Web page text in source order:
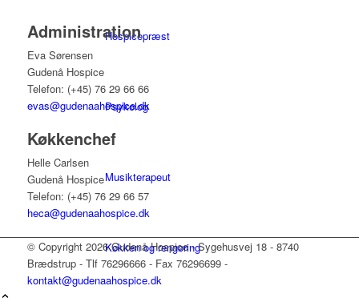
Hospicepræst
Psykolog
Musikterapeut
Køkken og rengøring
Administration
Eva Sørensen
Gudenå Hospice
Telefon: (+45) 76 29 66 66
evas@gudenaahospice.dk
Køkkenchef
Helle Carlsen
Gudenå Hospice
Telefon: (+45) 76 29 66 57
heca@gudenaahospice.dk
© Copyright 2026 Gudenå Hospice - Sygehusvej 18 - 8740
Brædstrup - Tlf 76296666 - Fax 76296699 -
kontakt@gudenaahospice.dk